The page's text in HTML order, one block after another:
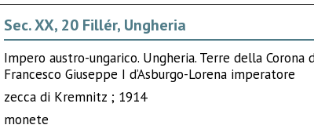
Sec. XX, 20 Fillér, Ungheria
Impero austro-ungarico. Ungheria. Terre della
Francesco Giuseppe I d’Asburgo-Lorena imperatore
zecca di Kremnitz ; 1914
monete